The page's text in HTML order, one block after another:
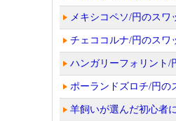
メキシコペソ/円のスワ
チェココルナ/円のスワ
ハンガリーフォリント/
ポーランドズロチ/円の
羊飼いが選んだ初心者